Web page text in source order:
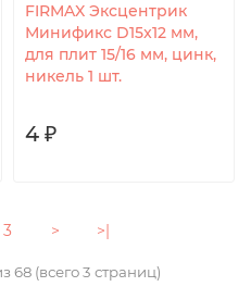
FIRMAX Эксцентрик
Минификс D15x12 мм,
для плит 15/16 мм, цинк,
никель 1 шт.
4 ₽
3 > >|
68 (всего 3 страниц)